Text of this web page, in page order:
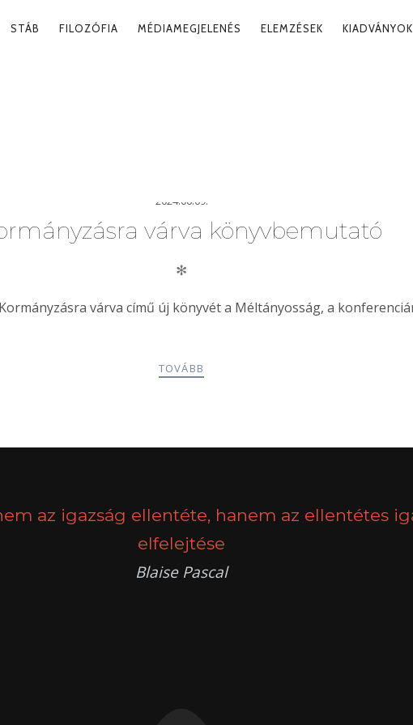
STÁB FILOZÓFIA MÉDIAMEGJELENÉS ELEMZÉSEK KIADVÁNYOK
2024.06.09.
várva könyvbemutató
✻
várva című új könyvét a Méltányosság, a
TOVÁBB
az igazság ellentéte, hanem az ellentétes
elfelejtése
Blaise Pascal